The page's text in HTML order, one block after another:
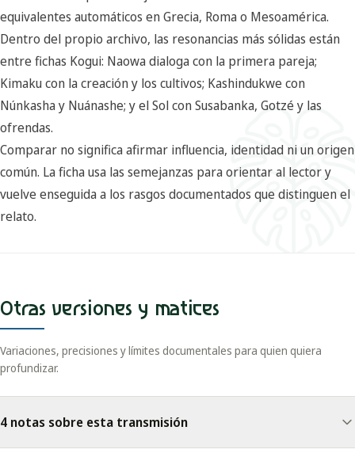
equivalentes automáticos en Grecia, Roma o Mesoamérica.
Dentro del propio archivo, las resonancias más sólidas están
entre fichas Kogui: Naowa dialoga con la primera pareja;
Kimaku con la creación y los cultivos; Kashindukwe con
Núnkasha y Nuánashe; y el Sol con Susabanka, Gotzé y las
ofrendas.
Comparar no significa afirmar influencia, identidad ni un origen
común. La ficha usa las semejanzas para orientar al lector y
vuelve enseguida a los rasgos documentados que distinguen el
relato.
Otras versiones y matices
Variaciones, precisiones y límites documentales para quien quiera
profundizar.
4 notas sobre esta transmisión